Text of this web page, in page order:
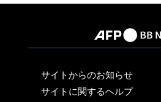
サイトからのお知らせ
サイトに関するヘルプ